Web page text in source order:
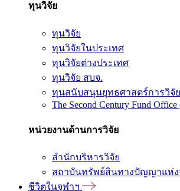
ทุนวิจัย
ทุนวิจัย
ทุนวิจัยในประเทศ
ทุนวิจัยต่างประเทศ
ทุนวิจัย สบจ.
ทุนสนับสนุนยุทธศาสตร์การวิจัย
The Second Century Fund Office
หน่วยงานด้านการวิจัย
สำนักบริหารวิจัย
สถาบันทรัพย์สินทางปัญญาแห่ง
ชีวิตในจุฬาฯ